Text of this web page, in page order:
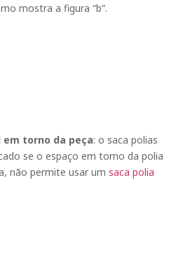
mostra a figura “b”.
em torno da peça: o saca polias
se o espaço em torno da polia
não permite usar um saca polia